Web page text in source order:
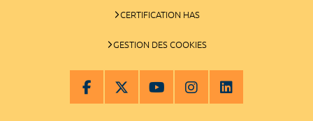
CERTIFICATION HAS
GESTION DES COOKIES